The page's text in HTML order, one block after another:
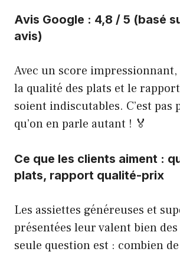
Avis Google : 4,8 / 5 (basé
avis)
Avec un score impressionnant,
la qualité des plats et le
soient indiscutables. C’est pas
qu’on en parle autant ! 🏅
Ce que les clients aiment :
plats, rapport qualité-prix
Les assiettes généreuses et
présentées leur valent bien
seule question est : combien